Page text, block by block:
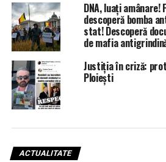
DNA, luați
descoperă bomba
stat! Descoperă
de mafia
Justiția în criză:
Ploiești
ACTUALITATE